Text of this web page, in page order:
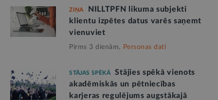
ZIŅA
NILLTPFN likuma subjekti
klientu izpētes datus varēs saņemt
vienuviet
Pirms 3 dienām, Personas dati
STĀJAS SPĒKĀ
Stājies spēkā vienots
akadēmiskās un pētniecības
karjeras regulējums augstākajā